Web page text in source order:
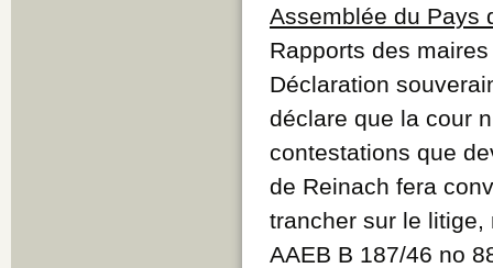
Assemblée du Pays
Rapports des
Déclaration
déclare que la cour
contestations que
de Reinach fera
trancher sur le
AAEB B 187/46 no